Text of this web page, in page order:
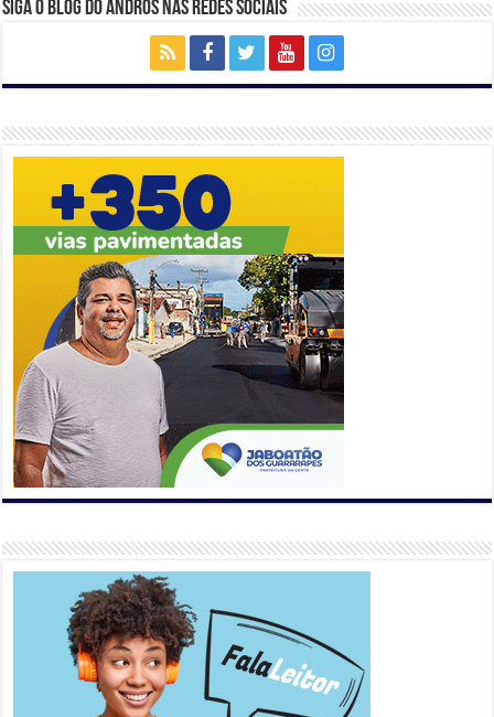
Siga o Blog do Andros nas Redes Sociais